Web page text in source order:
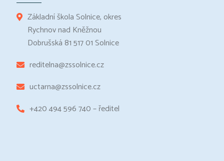
Základní škola Solnice, okres
Rychnov nad Kněžnou
Dobrušská 81 517 01 Solnice
reditelna@zssolnice.cz
uctarna@zssolnice.cz
+420 494 596 740 – ředitel